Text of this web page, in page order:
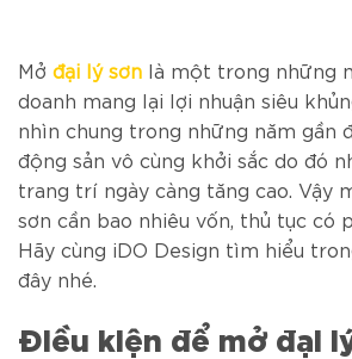
Mở đại lý sơn là một trong những
doanh mang lại lợi nhuận siêu
nhìn chung trong những năm gần
động sản vô cùng khởi sắc do đó
trang trí ngày càng tăng cao. Vậy
sơn cần bao nhiêu vốn, thủ tục có
Hãy cùng iDO Design tìm hiểu
đây nhé.
Điều kiện để mở đại